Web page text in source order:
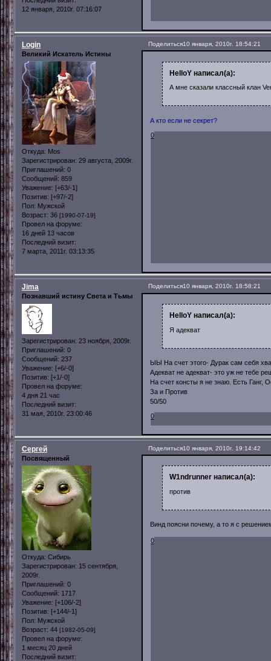
12 января, 2010г. 07:16:07
Поделиться10 января, 2010г. 18:54:21
Login
Великий Искатель Истины
Откуда: Mos
Зарегистрирован: 29 августа, 2009г.
Приглашений: 0
Сообщений: 859
Уважение: [+63/-1]
Позитив: [+97/-2]
Пол: Мужской
Возраст: 36 [1990-07-19]
Провел на форуме:
16 дней 13 часов
Последний визит:
7 марта, 2011г. 03:13:35
HelloY написал(а):
А мне сказали классный клан
А кто если не секрет?
0
Поделиться10 января, 2010г. 18:58:21
Jima
Познавший истину Света и Тьмы
Зарегистрирован: 23 ноября, 2009г.
Приглашений: 0
Сообщений: 237
Уважение: [+6/-0]
Позитив: [+1/-0]
Провел на форуме:
4 дня 21 час
Последний визит:
31 мая, 2010г. 23:00:46
HelloY написал(а):
Я адекват
ЫЫ На счет этого- Дурак сам себя
Адекват не адекват- это уж не тебе
На счет консты я не знаю. Есть Ганг,
За и Против
50/50
0
Поделиться10 января, 2010г. 19:14:42
Сергей
Посвященный
Откуда: Сибирь
Зарегистрирован: 15 сентября,
2009г.
Приглашений: 0
Сообщений: 1717
Уважение: [+106/-2]
Позитив: [+144/-1]
Пол: Мужской
Возраст: 44 [1982-05-09]
Провел на форуме:
1 месяц 20 дней
Последний визит:
W1ndrunner написал(а):
против
Винд поясни почему, а то я с
0